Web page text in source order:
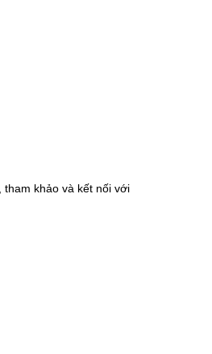
khảo và kết nối với